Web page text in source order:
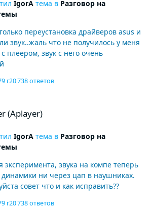
IgorAтема в Разговор на
переустановка драйверов asus и
звук..жаль что не получилось у меня
плеером, звук с него очень
9 г20 738 ответов
(Aplayer)
IgorAтема в Разговор на
эксперимента, звука на компе теперь
динамики ни через цап в наушниках.
совет что и как исправить??
9 г20 738 ответов